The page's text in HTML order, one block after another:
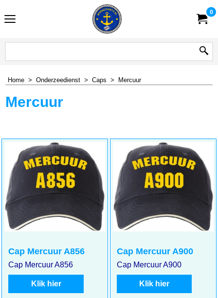
0
Home > Onderzeedienst > Caps > Mercuur
Mercuur
Cap Mercuur A856
Cap Mercuur A856
Klik hier
Cap Mercuur A900
Cap Mercuur A900
Klik hier